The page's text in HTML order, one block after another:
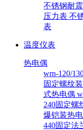
不锈钢耐
压力表 不
表
温度仪表
热电偶
wrn-120/
固定螺纹
式热电偶
240固定螺
爆铠装热
440固定法